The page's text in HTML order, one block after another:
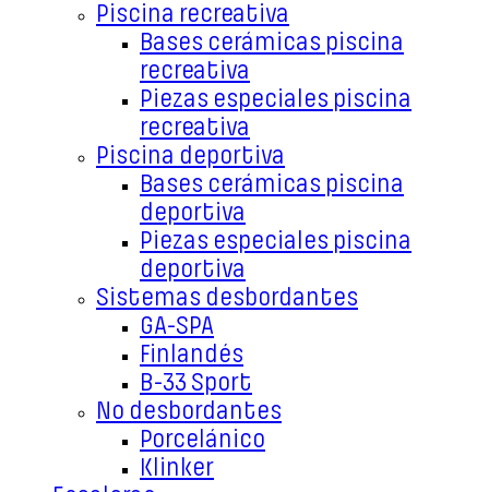
Piscina recreativa
Bases cerámicas piscina
recreativa
Piezas especiales piscina
recreativa
Piscina deportiva
Bases cerámicas piscina
deportiva
Piezas especiales piscina
deportiva
Sistemas desbordantes
GA-SPA
Finlandés
B-33 Sport
No desbordantes
Porcelánico
Klinker